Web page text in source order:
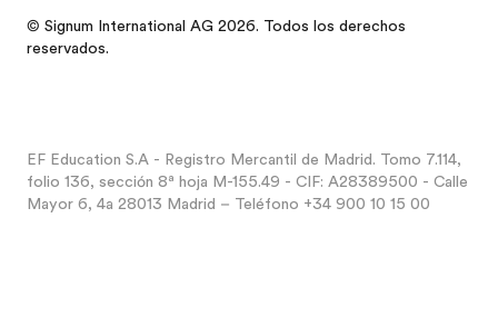
© Signum International AG 2026. Todos los derechos
reservados.
EF Education S.A - Registro Mercantil de Madrid. Tomo 7.114,
folio 136, sección 8ª hoja M-155.49 - CIF: A28389500 - Calle
Mayor 6, 4a 28013 Madrid – Teléfono +34 900 10 15 00